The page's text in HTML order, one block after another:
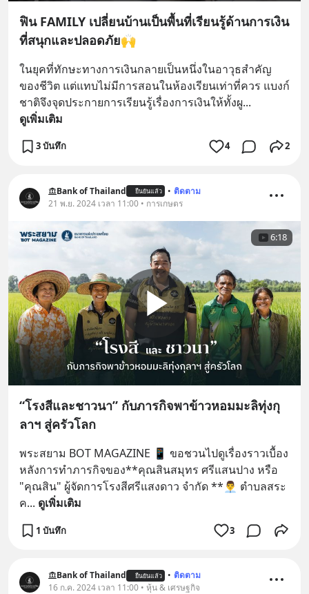
ฟิน FAMILY เปลี่ยนบ้านเป็นพื้นที่เรียนรู้ด้านการเงิน
ที่สนุกและปลอดภัย🙌
ในยุคที่ทักษะทางการเงินกลายเป็นหนึ่งในอาวุธสำคัญ
ของชีวิต แต่แทบไม่มีการสอนในห้องเรียนเท่าที่ควร แบงก์
ชาติจึงจุดประกายการเรียนรู้เรื่องการเงินให้ทั้งผู...
ดูเพิ่มเติม
3 บันทึก 4 2
Bank of Thailand ยืนยันแล้ว • ติดตาม
21 พ.ย. 2024 เวลา 11:00 • การเกษตร
6:18
“โรงสีและชาวนา” กับภารกิจพาข้าวหอมมะลิทุ่งกุ
ลาฯ สู่ครัวโลก
พระสยาม BOT MAGAZINE 📱 ขอชวนไปดูเรื่องราวเบื้อง
หลังการทำภารกิจของ**คุณสินสมุทร ศรีแสนปาง หรือ
"คุณสิน" ผู้จัดการโรงสีศรีแสงดาว จำกัด **👨‍💼 ตำบลสระ
ค... ดูเพิ่มเติม
1 บันทึก 3
Bank of Thailand ยืนยันแล้ว • ติดตาม
16 ก.ค. 2024 เวลา 11:00 • หุ้น & เศรษฐกิจ